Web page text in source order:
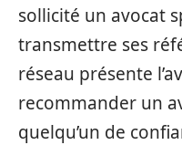
sollicité un avocat
transmettre ses
réseau présente
recommander un
quelqu’un de